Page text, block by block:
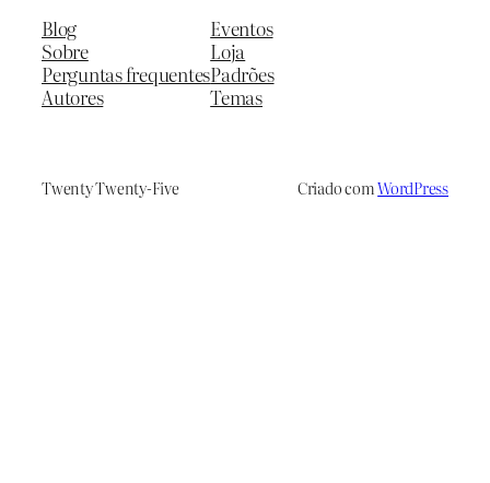
Blog
Sobre
Perguntas frequentes
Autores
Eventos
Loja
Padrões
Temas
Twenty Twenty-Five Criado comWordPress